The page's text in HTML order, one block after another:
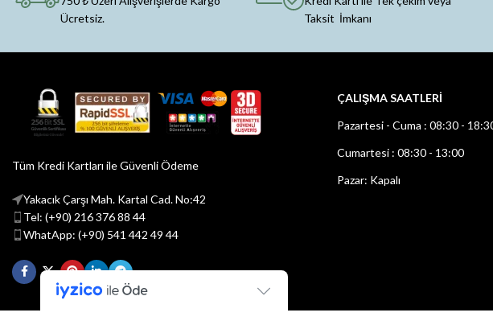
Ücretsiz.
Taksit İmkanı
Tüm Kredi Kartları ile Güvenli Ödeme
Yakacık Çarşı Mah. Kartal Cad. No:42
Tel: (+90) 216 376 88 44
WhatApp: (+90) 541 442 49 44
ÇALIŞMA SAATLERİ
Pazartesi - Cuma : 08:30 -
Cumartesi : 08:30 - 13:00
Pazar: Kapalı